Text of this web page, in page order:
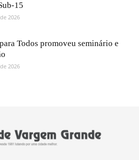
15
2026
Todos promoveu seminário e
2026